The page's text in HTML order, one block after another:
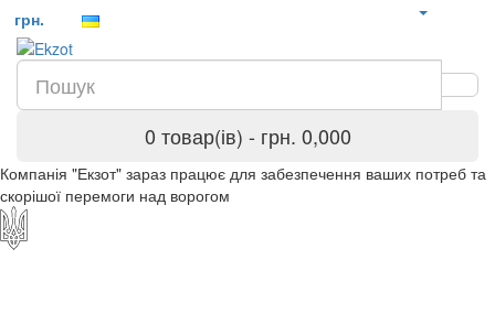
грн.
0 товар(ів) - грн. 0,000
Компанія "Екзот" зараз працює для забезпечення ваших потреб та
скорішої перемоги над ворогом